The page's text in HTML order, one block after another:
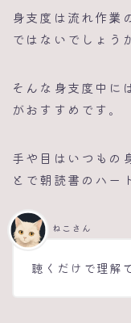
身支度は流れ作業
ではないでしょう
そんな身支度中
がおすすめです。
手や目はいつもの
とで朝読書のハー
聴くだけで理解
ねこさん